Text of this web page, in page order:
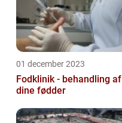
01 december 2023
Fodklinik - behandling af
dine fødder